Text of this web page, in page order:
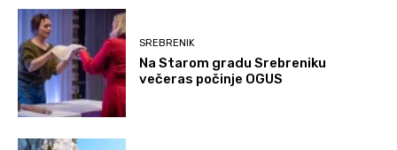
SREBRENIK
Na Starom gradu Srebreniku
večeras počinje OGUS